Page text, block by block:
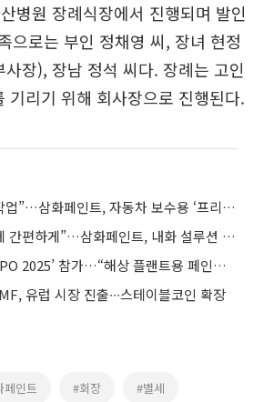
병원 장례식장에서 진행되며 발인
으로는 부인 정채영 씨, 장녀 현정
장), 장남 정석 씨다. 장례는 고인
기리기 위해 회사장으로 진행된다.
“초보자도 쉽게 작업”…삼화페인트, 자동차 보수용 ‘프리미엄 실러’ 출시
“화재 취약 시설에 간편하게”…삼화페인트, 내화 설루션 선보여
삼화페인트, ‘BIXPO 2025’ 참가…“해상 플랜트용 페인트 국산화 시동”
유럽 시장 진출∙∙∙스테이블코인 확장
페인트 #회장 #별세